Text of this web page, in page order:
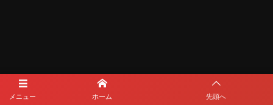
メニュー ホーム 先頭へ